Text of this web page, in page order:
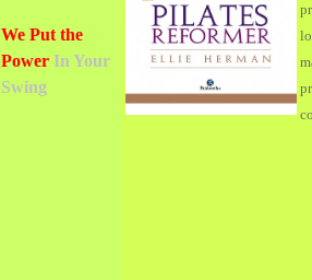
We Put the
Power In Your
Swing